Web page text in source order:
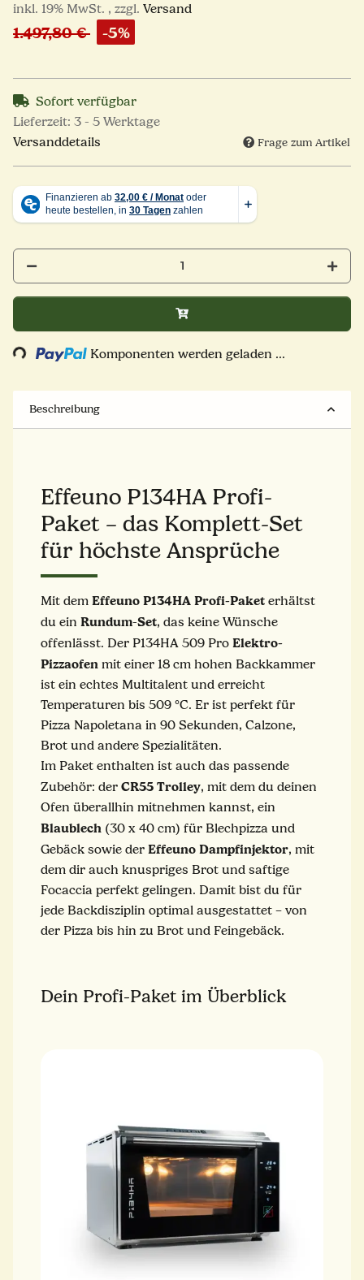
inkl. 19% MwSt. , zzgl. Versand
1.497,80 € -5%
Sofort verfügbar
Lieferzeit: 3 - 5 Werktage
Versanddetails
Frage zum Artikel
Loading... Komponenten werden geladen ...
Beschreibung
Effeuno P134HA Profi-
Paket – das Komplett-Set
für höchste Ansprüche
Mit dem Effeuno P134HA Profi-Paket erhältst
du ein Rundum-Set, das keine Wünsche
offenlässt. Der P134HA 509 Pro Elektro-
Pizzaofen mit einer 18 cm hohen Backkammer
ist ein echtes Multitalent und erreicht
Temperaturen bis 509 °C. Er ist perfekt für
Pizza Napoletana in 90 Sekunden, Calzone,
Brot und andere Spezialitäten.
Im Paket enthalten ist auch das passende
Zubehör: der CR55 Trolley, mit dem du deinen
Ofen überallhin mitnehmen kannst, ein
Blaublech (30 x 40 cm) für Blechpizza und
Gebäck sowie der Effeuno Dampfinjektor, mit
dem dir auch knuspriges Brot und saftige
Focaccia perfekt gelingen. Damit bist du für
jede Backdisziplin optimal ausgestattet – von
der Pizza bis hin zu Brot und Feingebäck.
Dein Profi-Paket im Überblick